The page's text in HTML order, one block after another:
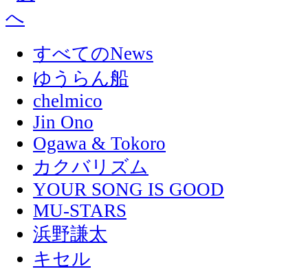
すべてのNews
ゆうらん船
chelmico
Jin Ono
Ogawa & Tokoro
カクバリズム
YOUR SONG IS GOOD
MU-STARS
浜野謙太
キセル